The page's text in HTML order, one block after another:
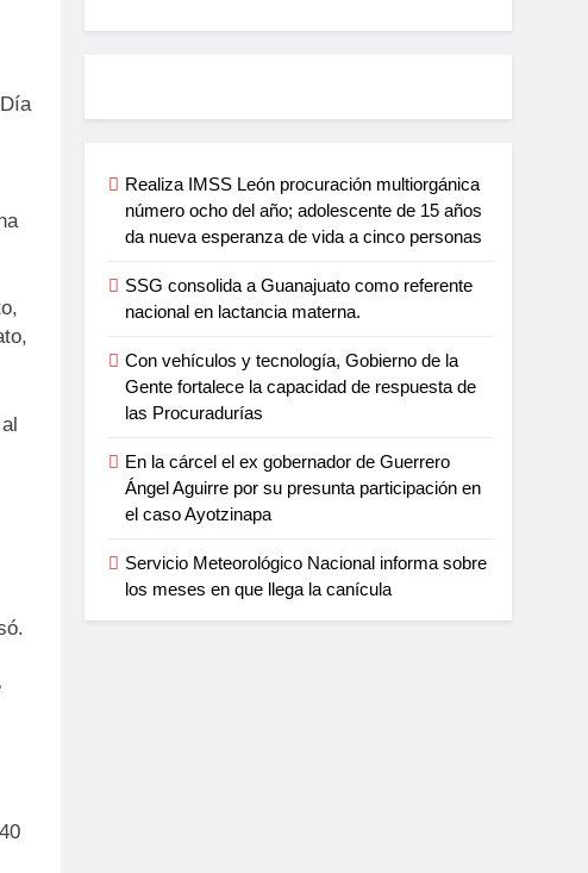
Realiza IMSS León procuración multiorgánica
número ocho del año; adolescente de 15 años
da nueva esperanza de vida a cinco personas
SSG consolida a Guanajuato como referente
nacional en lactancia materna.
Con vehículos y tecnología, Gobierno de la
Gente fortalece la capacidad de respuesta de
las Procuradurías
En la cárcel el ex gobernador de Guerrero
Ángel Aguirre por su presunta participación en
el caso Ayotzinapa
Servicio Meteorológico Nacional informa sobre
los meses en que llega la canícula